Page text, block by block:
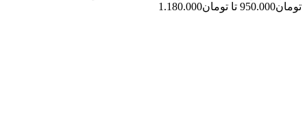
تومان950.000 تا تومان1.180.000